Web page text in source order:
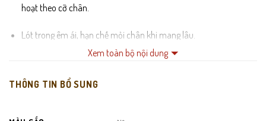
hoạt theo cỡ chân.
Lót trong êm ái, hạn chế mỏi chân khi mang lâu.
Đế cao su nguyên khối, chống trơn trượt, bám sàn tốt.
Đường may đều – chắc – gọn, tăng độ bền và tính thẩm mỹ.
Xem toàn bộ nội dung
THÔNG TIN BỔ SUNG